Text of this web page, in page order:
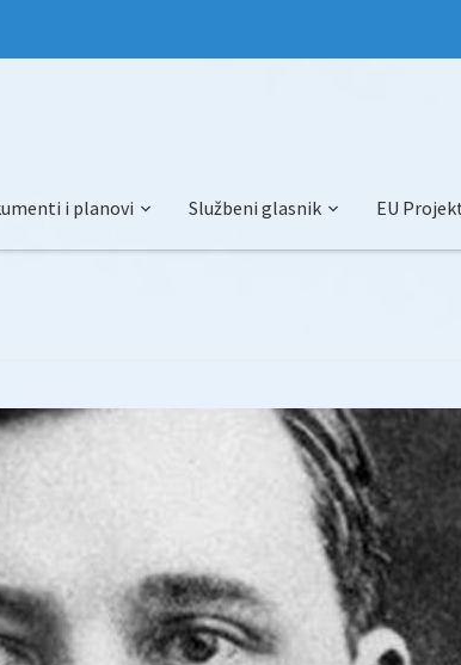
i planovi Službeni glasnik EU